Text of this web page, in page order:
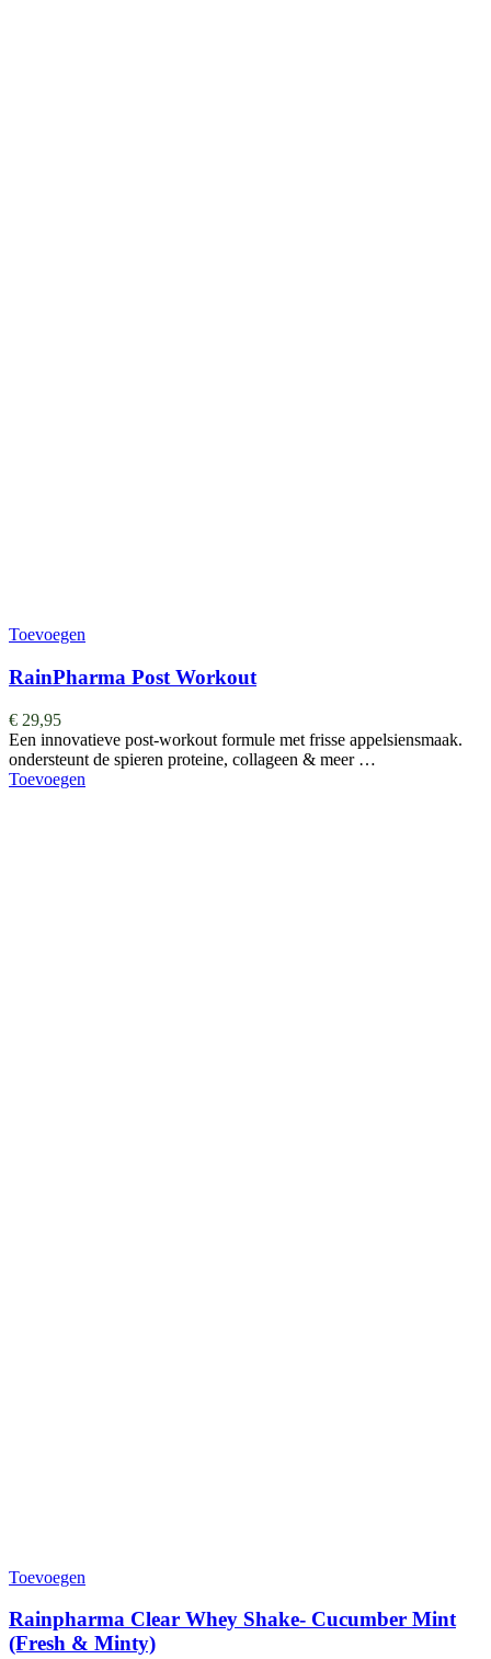
Toevoegen
RainPharma Post Workout
€ 29,95
Een innovatieve post-workout formule met frisse appelsiensmaak.
ondersteunt de spieren proteine, collageen & meer …
Toevoegen
Toevoegen
Rainpharma Clear Whey Shake- Cucumber Mint
(Fresh & Minty)